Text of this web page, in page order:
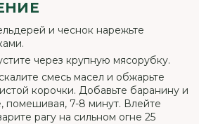
и чеснок нарежьте
через крупную мясорубку.
смесь масел и обжарьте
корочки. Добавьте баранину и
помешивая, 7-8 минут. Влейте
рагу на сильном огне 25